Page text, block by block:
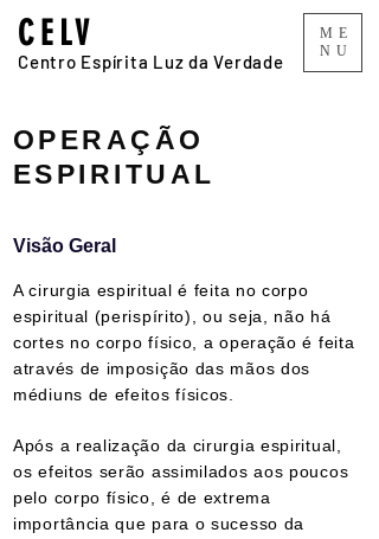
CELV
Centro Espírita Luz da Verdade
ME
NU
OPERAÇÃO
ESPIRITUAL
Visão Geral
A cirurgia espiritual é feita no corpo
espiritual (perispírito), ou seja, não há
cortes no corpo físico, a operação é feita
através de imposição das mãos dos
médiuns de efeitos físicos.
Após a realização da cirurgia espiritual,
os efeitos serão assimilados aos poucos
pelo corpo físico, é de extrema
importância que para o sucesso da